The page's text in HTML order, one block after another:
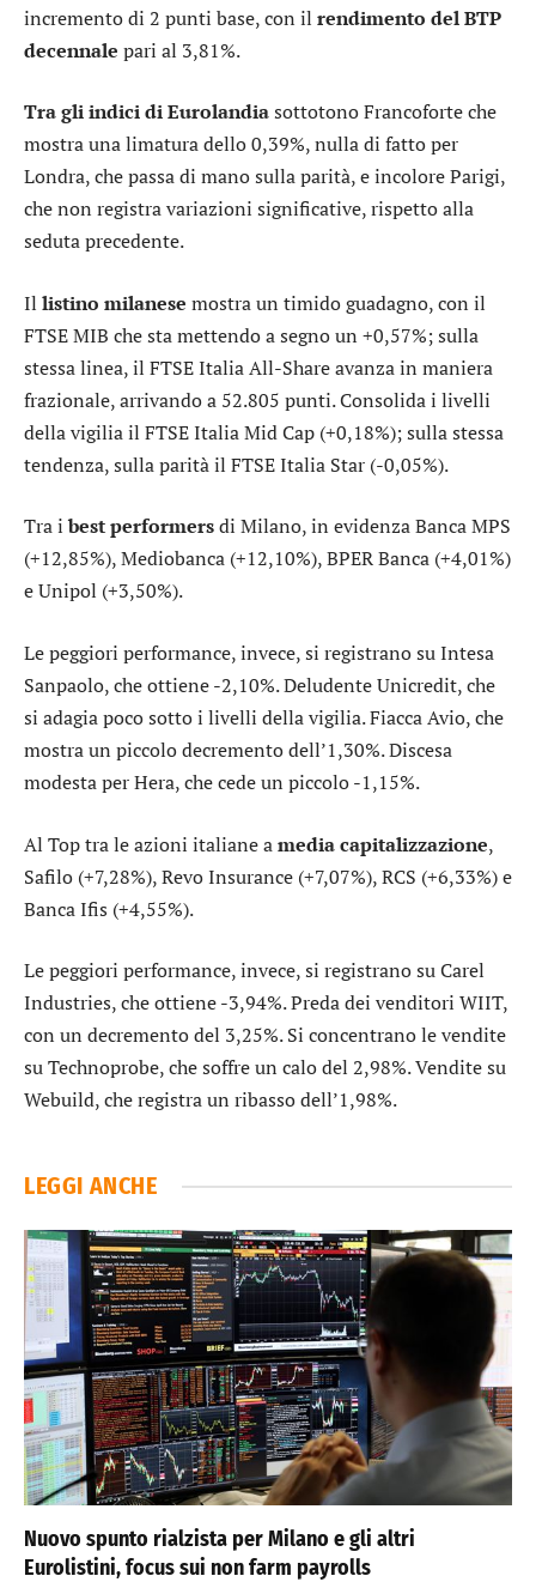
incremento di 2 punti base, con il rendimento del BTP
decennale pari al 3,81%.
Tra gli indici di EurolandiasottotonoFrancoforteche
mostra una limatura dello 0,39%, nulla di fatto per
Londra, che passa di mano sulla parità, e incoloreParigi,
che non registra variazioni significative, rispetto alla
seduta precedente.
Il listino milanese mostra un timido guadagno, con il
FTSE MIB che sta mettendo a segno un +0,57%; sulla
stessa linea, il FTSE Italia All-Shareavanza in maniera
frazionale, arrivando a 52.805 punti. Consolida i livelli
della vigilia il FTSE Italia Mid Cap (+0,18%); sulla stessa
tendenza, sulla parità il FTSE Italia Star (-0,05%).
Tra ibest performersdi Milano, in evidenzaBanca MPS
(+12,85%),Mediobanca (+12,10%),BPER Banca (+4,01%)
eUnipol (+3,50%).
Le peggiori performance, invece, si registrano suIntesa
Sanpaolo, che ottiene -2,10%. DeludenteUnicredit, che
si adagia poco sotto i livelli della vigilia. FiaccaAvio, che
mostra un piccolo decremento dell’1,30%. Discesa
modesta perHera, che cede un piccolo -1,15%.
Al Top tra le azioni italiane amedia capitalizzazione,
Safilo (+7,28%),Revo Insurance (+7,07%),RCS (+6,33%) e
Banca Ifis (+4,55%).
Le peggiori performance, invece, si registrano suCarel
Industries, che ottiene -3,94%. Preda dei venditori WIIT,
con un decremento del 3,25%. Si concentrano le vendite
suTechnoprobe, che soffre un calo del 2,98%. Vendite su
Webuild, che registra un ribasso dell’1,98%.
LEGGI ANCHE
Nuovo spunto rialzista per Milano e gli altri
Eurolistini, focus sui non farm payrolls